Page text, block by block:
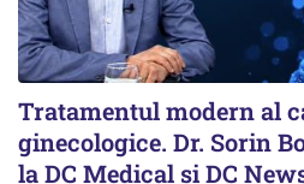
Tratamentul modern al
ginecologice. Dr. Sorin
la DC Medical și DC